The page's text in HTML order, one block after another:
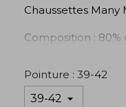
Chaussettes Many
Composition : 80%
Pointure : 39-42